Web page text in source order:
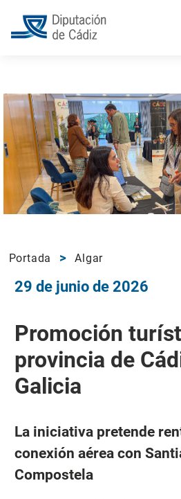
Portada Algar
29 de junio de 2026
Promoción
provincia de
Galicia
La iniciativa pretende
conexión aérea con
Compostela